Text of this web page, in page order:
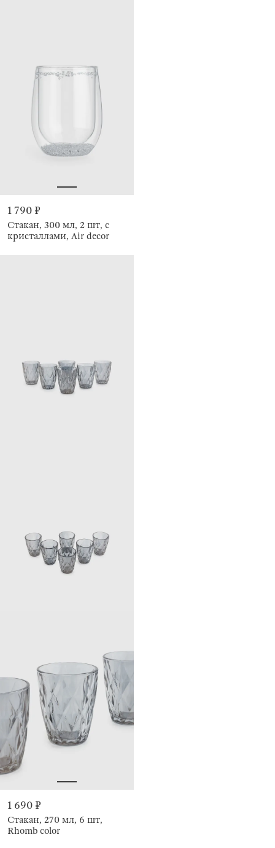
1 790 ₽
Стакан, 300 мл, 2 шт, с
кристаллами, Air decor
1 690 ₽
Стакан, 270 мл, 6 шт,
Rhomb color